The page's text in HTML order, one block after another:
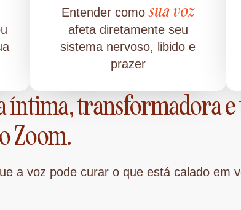
Entender comosua voz
afeta diretamente seu
sistema nervoso, libido e
prazer
íntima, transformadora
Zoom.
a voz pode curar o que está calado em